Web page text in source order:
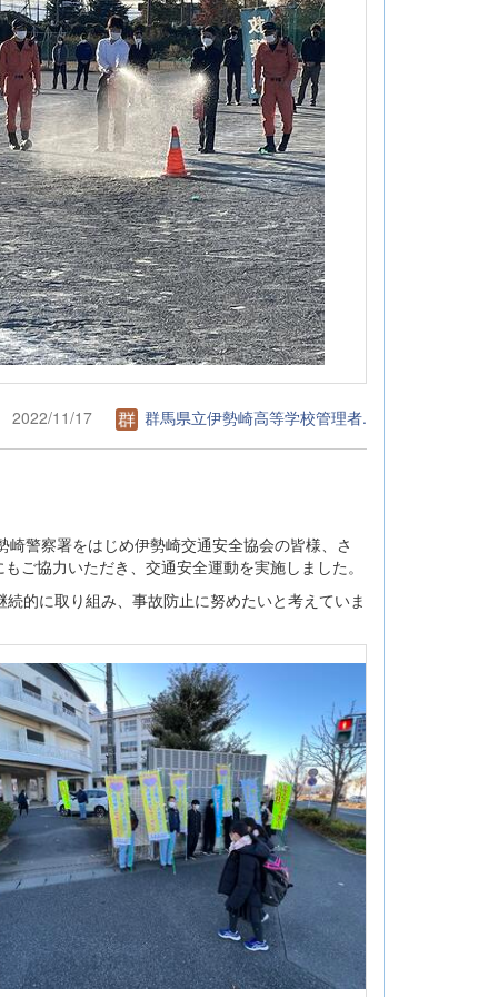
2022/11/17 群馬県立伊勢崎高等学校管理者.
警察署をはじめ伊勢崎交通安全協会の皆様、さ
ご協力いただき、交通安全運動を実施しました。
的に取り組み、事故防止に努めたいと考えていま